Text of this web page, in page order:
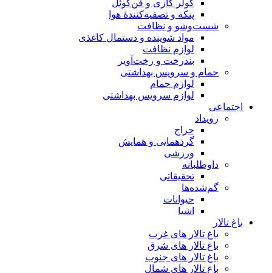
کولر گازی و فن‌کوئل
پنکه و تصفیه‌کنندهٔ هوا
شست‌وشو و نظافت
مواد شوینده و دستمال کاغذی
لوازم نظافت
بندرخت و رخت‌آویز
حمام و سرویس بهداشتی
لوازم حمام
لوازم سرویس بهداشتی
اجتماعی
رویداد
حراج
گردهمایی و همایش
ورزشی
داوطلبانه
تحقیقاتی
گم‌شده‌ها
حیوانات
اشیا
باغ تالار
باغ تالار های غرب
باغ تالار های شرق
باغ تالار های جنوب
باغ تالار های شمال